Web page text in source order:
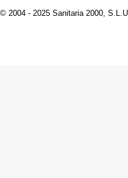
© 2004 - 2025 Sanitaria 2000,